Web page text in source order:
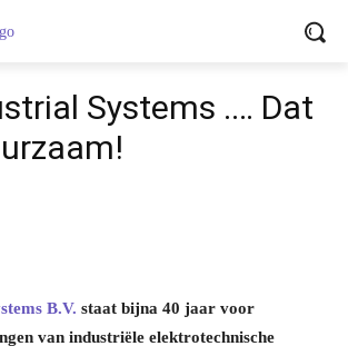
Systems .… Dat
B.V. staat bijna 40 jaar voor
van industriële elektrotechnische